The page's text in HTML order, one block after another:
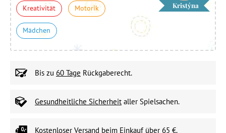
Kreativität Motorik
Mädchen
Kristýna
Bis zu 60 Tage Rückgaberecht.
Gesundheitliche Sicherheit aller Spielsachen.
Kostenloser Versand beim Einkauf über 65 €.